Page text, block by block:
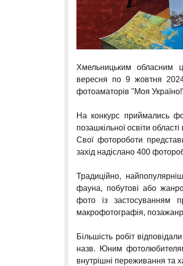
Хмельницьким обласним
вересня по 9 жовтня
фотоаматорів "Моя
На конкурс приймались
позашкільної освіти
Свої фотороботи
захід надіслано 400
Традиційно,
фауна, побутові або
фото із застосуванням
макрофотографія,
Більшість робіт
назв. Юним
внутрішні переживання та